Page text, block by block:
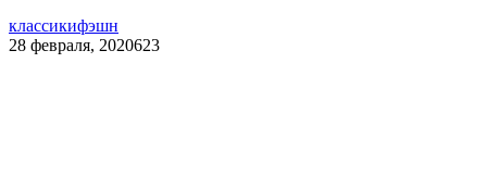
классикифэшн
28 февраля, 2020623